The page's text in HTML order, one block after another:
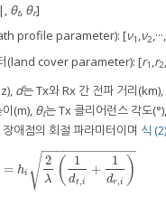
θt, θr]
profile parameter): [ν1 ,ν2,···,
(land cover parameter): [r1 ,r2
d는 Tx와 Rx 간 전파 거리(km),
(m), θt는 Tx 클리어런스 각도(°),
애점의 회절 파라미터이며 식 (2)
= hi
2
λ ( 1
dt,i
+
1
dr,i )
− −
−−−−−−−−−−−
√
vi = h 2λ 1dt,i+1 dr i